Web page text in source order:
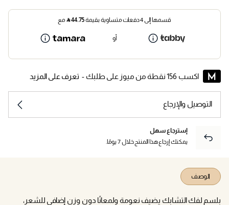
قسمها إلى 4 دفعات متساوية بقيمة 44.75
⃁ مع
أو
اكسب 156 نقطة من ميوز على طلبك - تعرف على المزيد
التوصيل والإرجاع
إسترجاع سهل
يمكنك إرجاع هذا المنتج خلال 7 يومًا.
الوصف
بلسم لفك التشابك يضيف نعومة ولمعانًا دون وزن إضافي للشعر،